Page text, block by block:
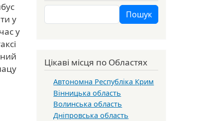
у
у
Пошук Пошук
Цікаві місця по Областях
Автономна Республіка Крим
Вінницька область
Волинська область
Дніпровська область